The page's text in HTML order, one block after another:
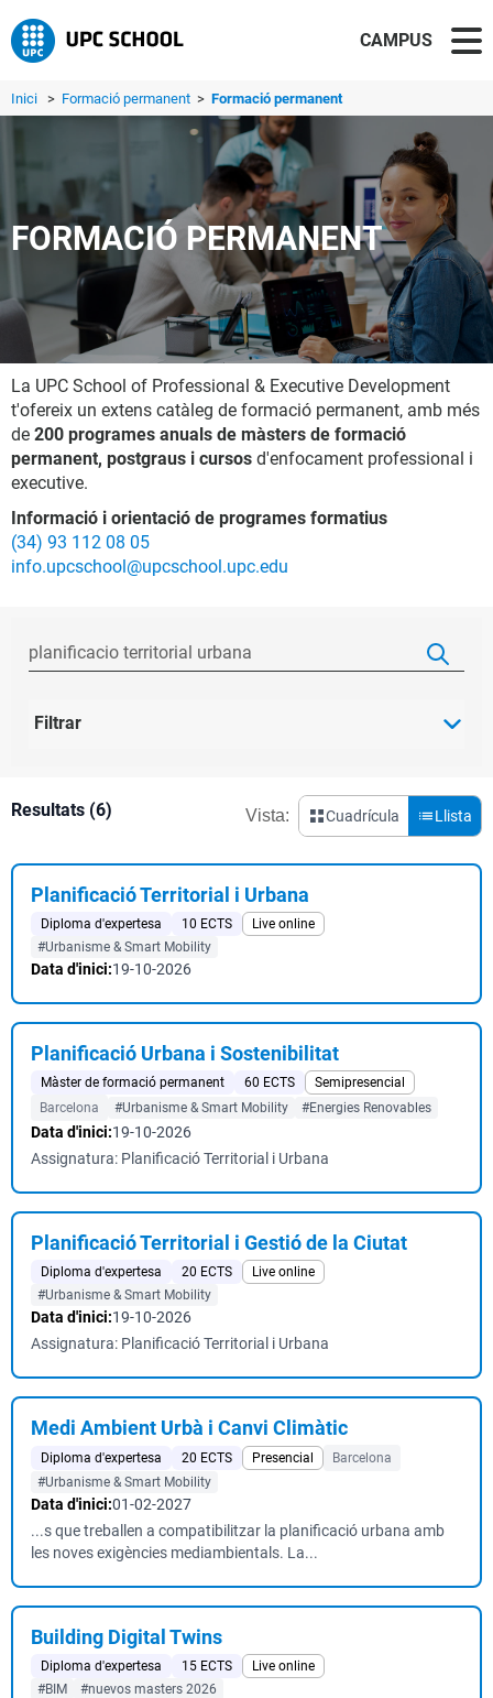
CAMPUS
Inici > Formació permanent > Formació permanent
FORMACIÓ PERMANENT
La UPC School of Professional & Executive Development
t'ofereix un extens catàleg de formació permanent, amb més
de 200 programes anuals de màsters de formació
permanent, postgraus i cursos d'enfocament professional i
executive.
Informació i orientació de programes formatius
(34) 93 112 08 05
info.upcschool@upcschool.upc.edu
Filtrar
Resultats (6) Vista: Cuadrícula Llista
Planificació Territorial i Urbana
Diploma d'expertesa 10 ECTS
Live online
#Urbanisme & Smart Mobility
Data d'inici:19-10-2026
Planificació Urbana i Sostenibilitat
Màster de formació permanent 60 ECTS
Semipresencial
Barcelona
#Urbanisme & Smart Mobility #Energies Renovables
Data d'inici:19-10-2026
Assignatura: Planificació Territorial i Urbana
Planificació Territorial i Gestió de la Ciutat
Diploma d'expertesa 20 ECTS
Live online
#Urbanisme & Smart Mobility
Data d'inici:19-10-2026
Assignatura: Planificació Territorial i Urbana
Medi Ambient Urbà i Canvi Climàtic
Diploma d'expertesa 20 ECTS Presencial
Barcelona
#Urbanisme & Smart Mobility
Data d'inici:01-02-2027
...s que treballen a compatibilitzar la planificació urbana amb
les noves exigències mediambientals. La...
Building Digital Twins
Diploma d'expertesa 15 ECTS
Live online
#BIM
#nuevos masters 2026